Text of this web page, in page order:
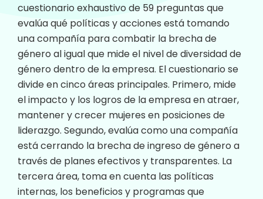
cuestionario exhaustivo de 59 preguntas que
evalúa qué políticas y acciones está tomando
una compañía para combatir la brecha de
género al igual que mide el nivel de diversidad de
género dentro de la empresa. El cuestionario se
divide en cinco áreas principales. Primero, mide
el impacto y los logros de la empresa en atraer,
mantener y crecer mujeres en posiciones de
liderazgo. Segundo, evalúa como una compañía
está cerrando la brecha de ingreso de género a
través de planes efectivos y transparentes. La
tercera área, toma en cuenta las políticas
internas, los beneficios y programas que